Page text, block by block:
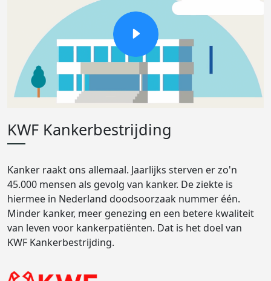
KWF Kankerbestrijding
Kanker raakt ons allemaal. Jaarlijks sterven er zo'n
45.000 mensen als gevolg van kanker. De ziekte is
hiermee in Nederland doodsoorzaak nummer één.
Minder kanker, meer genezing en een betere kwaliteit
van leven voor kankerpatiënten. Dat is het doel van
KWF Kankerbestrijding.